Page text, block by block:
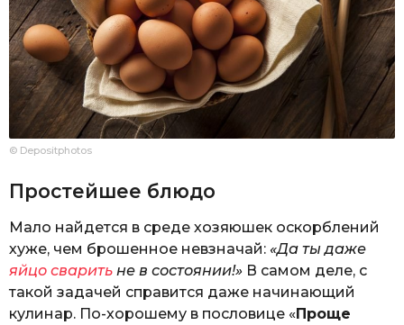
© Depositphotos
Простейшее блюдо
Мало найдется в среде хозяюшек оскорблений
хуже, чем брошенное невзначай: «Да ты даже
яйцо сварить не в состоянии!» В самом деле, с
такой задачей справится даже начинающий
кулинар. По-хорошему в пословице «Проще